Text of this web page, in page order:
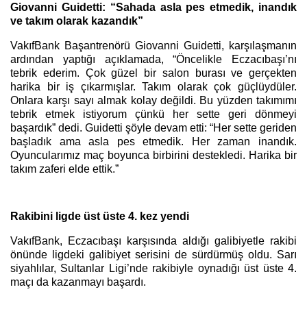
Giovanni Guidetti: “Sahada asla pes etmedik, inandık
ve takım olarak kazandık”
VakıfBank Başantrenörü Giovanni Guidetti, karşılaşmanın
ardından yaptığı açıklamada, “Öncelikle Eczacıbaşı’nı
tebrik ederim. Çok güzel bir salon burası ve gerçekten
harika bir iş çıkarmışlar. Takım olarak çok güçlüydüler.
Onlara karşı sayı almak kolay değildi. Bu yüzden takımımı
tebrik etmek istiyorum çünkü her sette geri dönmeyi
başardık” dedi. Guidetti şöyle devam etti: “Her sette geriden
başladık ama asla pes etmedik. Her zaman inandık.
Oyuncularımız maç boyunca birbirini destekledi. Harika bir
takım zaferi elde ettik.”
Rakibini ligde üst üste 4. kez yendi
VakıfBank, Eczacıbaşı karşısında aldığı galibiyetle rakibi
önünde ligdeki galibiyet serisini de sürdürmüş oldu. Sarı
siyahlılar, Sultanlar Ligi’nde rakibiyle oynadığı üst üste 4.
maçı da kazanmayı başardı.